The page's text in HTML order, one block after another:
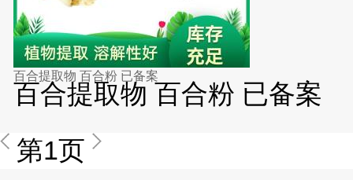
百合提取物 百合粉 已备案
百合提取物 百合粉 已备案
第1页